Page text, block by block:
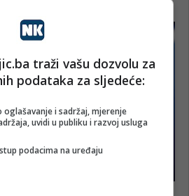
traži vašu dozvolu za
podataka za sljedeće:
oglašavanje i sadržaj, mjerenje
uvidi u publiku i razvoj usluga
podacima na uređaju